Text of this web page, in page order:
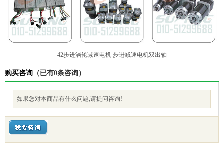
42步进涡轮减速电机 步进减速电机双出轴
购买咨询 （已有0条咨询）
如果您对本商品有什么问题,请提问咨询!